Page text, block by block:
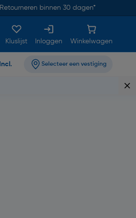
Retourneren binnen 30 dagen*
Kluslijst Inloggen Winkelwagen
Incl. Selecteer een vestiging